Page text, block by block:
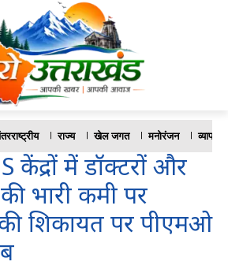
राज्य खेल जगत मनोरंजन व्यापार
केंद्रों में डॉक्टरों और
भारी कमी पर
शिकायत पर पीएमओ